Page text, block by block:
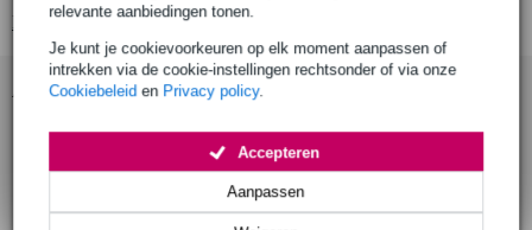
relevante aanbiedingen tonen.
Je kunt je cookievoorkeuren op elk moment aanpassen of
intrekken via de cookie-instellingen rechtsonder of via onze
Cookiebeleid en Privacy policy.
Aanpassen
Accepteren
Bekijk alle productspecificaties
Accessoires (7)